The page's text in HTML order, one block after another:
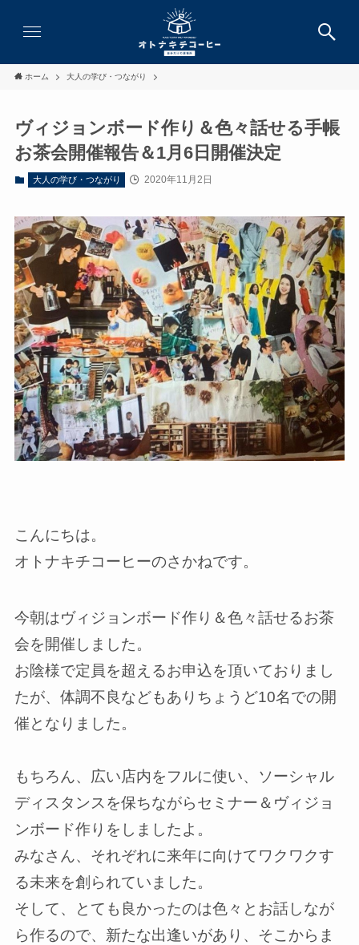
ホーム 大人の学び・つながり
ヴィジョンボード作り＆色々話せる手帳
お茶会開催報告＆1月6日開催決定
大人の学び・つながり 2020年11月2日
こんにちは。
オトナキチコーヒーのさかねです。
今朝はヴィジョンボード作り＆色々話せるお茶
会を開催しました。
お陰様で定員を超えるお申込を頂いておりまし
たが、体調不良などもありちょうど10名での開
催となりました。
もちろん、広い店内をフルに使い、ソーシャル
ディスタンスを保ちながらセミナー＆ヴィジョ
ンボード作りをしましたよ。
みなさん、それぞれに来年に向けてワクワクす
る未来を創られていました。
そして、とても良かったのは色々とお話しなが
ら作るので、新たな出逢いがあり、そこからま